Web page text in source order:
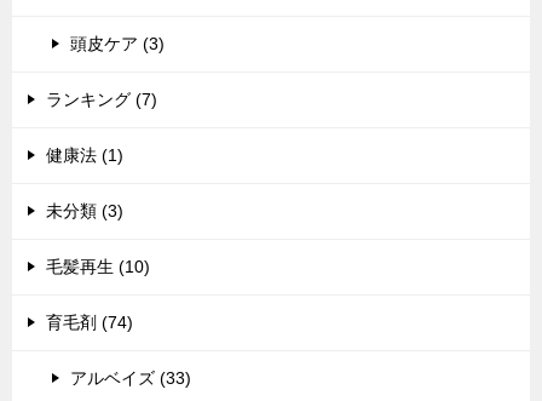
頭皮ケア (3)
ランキング (7)
健康法 (1)
未分類 (3)
毛髪再生 (10)
育毛剤 (74)
アルベイズ (33)